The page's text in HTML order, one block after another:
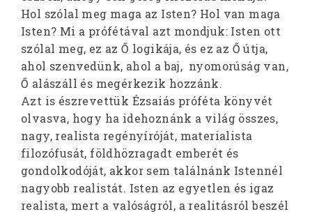
Hol szólal meg maga az Isten? Hol van maga
Isten? Mi a prófétával azt mondjuk: Isten ott
szólal meg, ez az Ő logikája, és ez az Ő útja,
ahol szenvedünk, ahol a baj, nyomorúság van,
Ő alászáll és megérkezik hozzánk.
Azt is észrevettük Ézsaiás próféta könyvét
olvasva, hogy ha idehoznánk a világ összes,
nagy, realista regényíróját, materialista
filozófusát, földhözragadt emberét és
gondolkodóját, akkor sem találnánk Istennél
nagyobb realistát. Isten az egyetlen és igaz
realista, mert a valóságról, a realitásról beszél